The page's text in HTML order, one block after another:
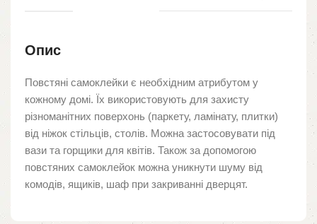
Опис
Повстяні самоклейки є необхідним атрибутом у
кожному домі. Їх використовують для захисту
різноманітних поверхонь (паркету, ламінату, плитки)
від ніжок стільців, столів. Можна застосовувати під
вази та горщики для квітів. Також за допомогою
повстяних самоклейок можна уникнути шуму від
комодів, ящиків, шаф при закриванні дверцят.